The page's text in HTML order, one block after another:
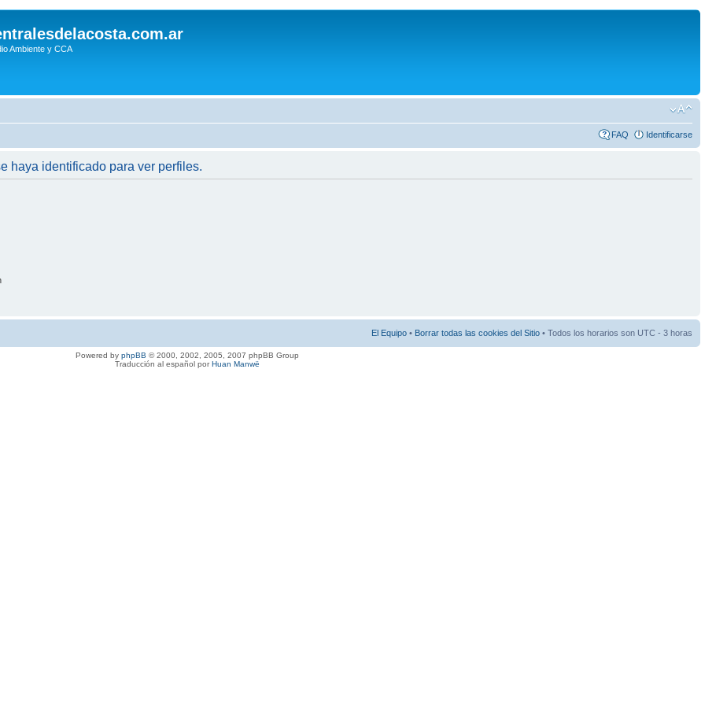
Ambiente y CCA
FAQ Identificarse
haya identificado para ver perfiles.
El Equipo • Borrar todas las cookies del Sitio • Todos los horarios son UTC - 3 horas
Powered by phpBB © 2000, 2002, 2005, 2007 phpBB Group
Traducción al español porHuan Manwë